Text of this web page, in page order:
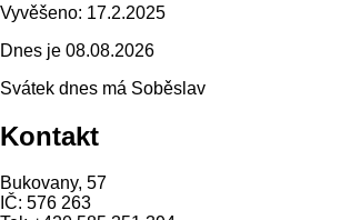
Vyvěšeno: 17.2.2025
Dnes je 08.08.2026
Svátek dnes má Soběslav
Kontakt
Bukovany, 57
IČ: 576 263